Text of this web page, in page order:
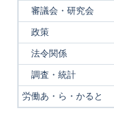
審議会・研究会
政策
法令関係
調査・統計
労働あ・ら・かると